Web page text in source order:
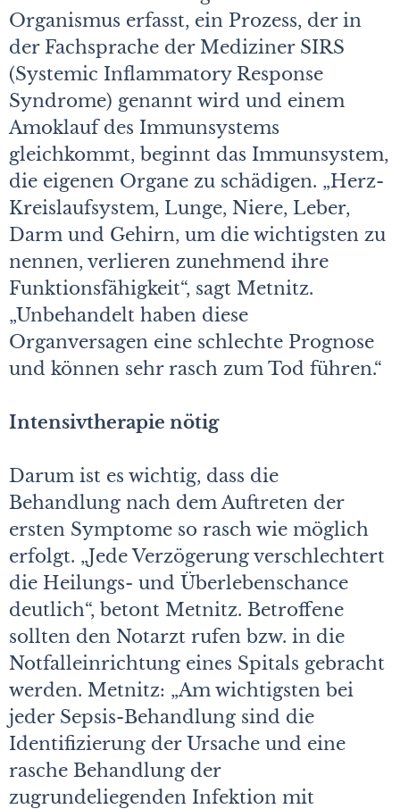
Organismus erfasst, ein Prozess, der in
der Fachsprache der Mediziner SIRS
(Systemic Inflammatory Response
Syndrome) genannt wird und einem
Amoklauf des Immunsystems
gleichkommt, beginnt das Immunsystem,
die eigenen Organe zu schädigen. „Herz-
Kreislaufsystem, Lunge, Niere, Leber,
Darm und Gehirn, um die wichtigsten zu
nennen, verlieren zunehmend ihre
Funktionsfähigkeit“, sagt Metnitz.
„Unbehandelt haben diese
Organversagen eine schlechte Prognose
und können sehr rasch zum Tod führen.“
Intensivtherapie nötig
Darum ist es wichtig, dass die
Behandlung nach dem Auftreten der
ersten Symptome so rasch wie möglich
erfolgt. „Jede Verzögerung verschlechtert
die Heilungs- und Überlebenschance
deutlich“, betont Metnitz. Betroffene
sollten den Notarzt rufen bzw. in die
Notfalleinrichtung eines Spitals gebracht
werden. Metnitz: „Am wichtigsten bei
jeder Sepsis-Behandlung sind die
Identifizierung der Ursache und eine
rasche Behandlung der
zugrundeliegenden Infektion mit